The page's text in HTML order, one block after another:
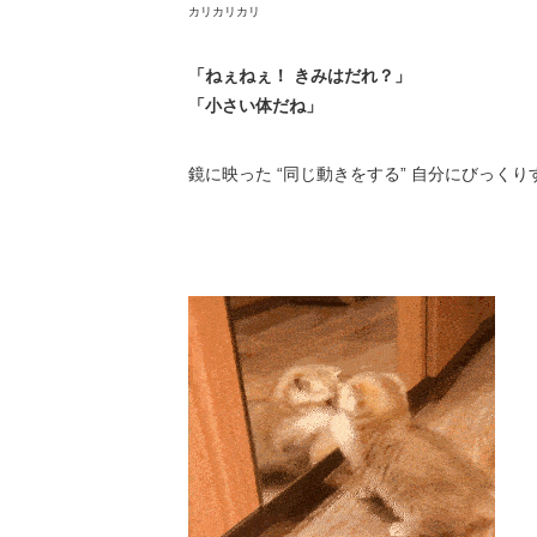
カリカリカリ
「ねぇねぇ！ きみはだれ？」
「小さい体だね」
鏡に映った “同じ動きをする” 自分にびっくり